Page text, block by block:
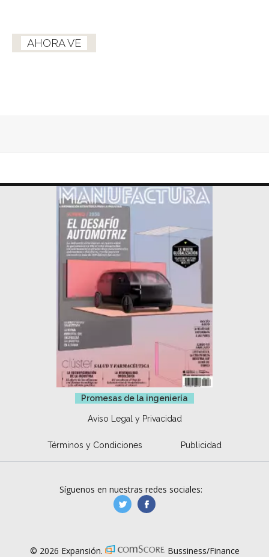
AHORA VE
Promesas de la ingeniería
Aviso Legal y Privacidad
Términos y Condiciones Publicidad
Síguenos en nuestras redes sociales:
manufacturaGE
© 2026 Expansión. Bussiness/Finance